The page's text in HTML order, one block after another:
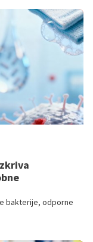
bakterije, odporne